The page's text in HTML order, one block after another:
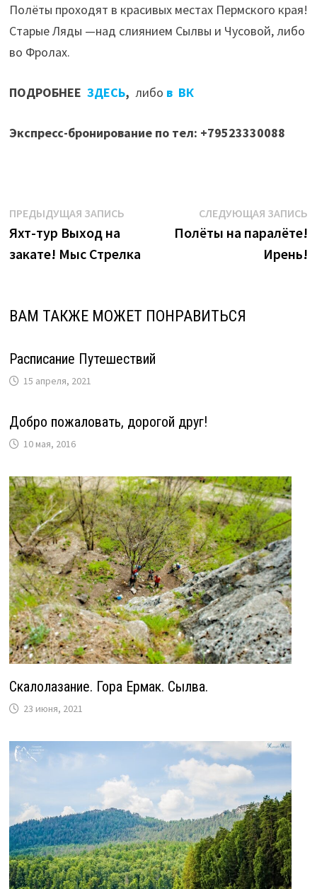
Полёты проходят в красивых местах Пермского края!
Старые Ляды —над слиянием Сылвы и Чусовой, либо
во Фролах.
ПОДРОБНЕЕ ЗДЕСЬ, либо в ВК
Экспресс-бронирование по тел: +79523330088
Навигация
по
ПРЕДЫДУЩАЯ ЗАПИСЬПредыдущая
Яхт-тур Выход на
закате! Мыс Стрелка
СЛЕДУЮЩАЯ ЗАПИСЬ
Полёты на паралёте!
Ирень!
ВАМ ТАКЖЕ МОЖЕТ ПОНРАВИТЬСЯ
Расписание Путешествий
15 апреля, 2021
Добро пожаловать, дорогой друг!
10 мая, 2016
Скалолазание. Гора Ермак. Сылва.
23 июня, 2021